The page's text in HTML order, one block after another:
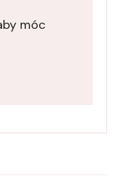
móc